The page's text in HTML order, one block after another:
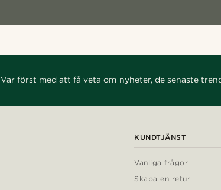
Var först med att få veta om nyheter, de senaste
KUNDTJÄNST
Vanliga frågor
Skapa en retur